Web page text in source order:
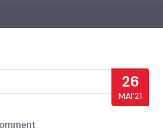
26
MAI’21